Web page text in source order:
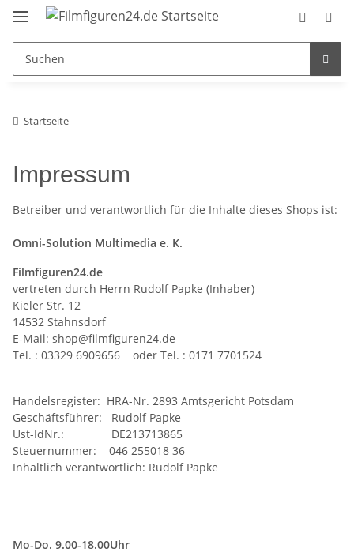
Startseite
Impressum
Betreiber und verantwortlich für die Inhalte dieses Shops ist:
Omni-Solution Multimedia e. K.
Filmfiguren24.de
vertreten durch Herrn Rudolf Papke (Inhaber)
Kieler Str. 12
14532 Stahnsdorf
E-Mail: shop@filmfiguren24.de
Tel. : 03329 6909656 oder Tel. : 0171 7701524
Handelsregister: HRA-Nr. 2893 Amtsgericht Potsdam
Geschäftsführer: Rudolf Papke
Ust-IdNr.: DE213713865
Steuernummer: 046 255018 36
Inhaltlich verantwortlich: Rudolf Papke
Mo-Do. 9.00-18.00Uhr